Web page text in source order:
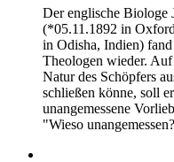
Der englische Biologe
(*05.11.1892 in
in Odisha, Indien)
Theologen wieder.
Natur des Schöpfers
schließen könne, soll
unangemessene
"Wieso